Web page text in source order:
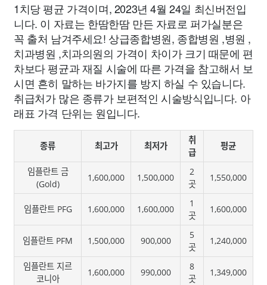
1치당 평균 가격이며, 2023년 4월 24일 최신버전입
니다. 이 자료는 한땀한땀 만든 자료로 퍼가실분은
꼭 출처 남겨주세요! 상급종합병원, 종합병원 ,병원 ,
치과병원 ,치과의원의 가격이 차이가 크기 때문에 편
차보다 평균과 재질 시술에 따른 가격을 참고해서 보
시면 흔히 말하는 바가지를 방지 하실 수 있습니다.
취급처가 많은 종류가 보편적인 시술방식입니다. 아
래표 가격 단위는 원입니다.
종류 최고가 최저가
취
급
평균
임플란트 금
(Gold)
1,600,000 1,500,000
2
곳
1,550,000
임플란트 PFG 1,600,000 1,600,000
1
곳
1,600,000
임플란트 PFM 1,500,000 900,000
5
곳
1,240,000
임플란트 지르
코니아
1,600,000 990,000
8
곳
1,349,000